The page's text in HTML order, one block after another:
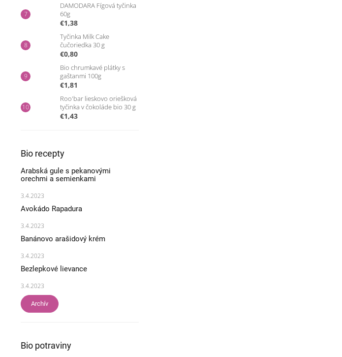
DAMODARA Fígová tyčinka
60g
€1,38
Tyčinka Milk Cake
čučoriedka 30 g
€0,80
Bio chrumkavé plátky s
gaštanmi 100g
€1,81
Roo'bar lieskovo oriešková
tyčinka v čokoláde bio 30 g
€1,43
Bio recepty
Arabská gule s pekanovými
orechmi a semienkami
3.4.2023
Avokádo Rapadura
3.4.2023
Banánovo arašidový krém
3.4.2023
Bezlepkové lievance
3.4.2023
Archív
Bio potraviny